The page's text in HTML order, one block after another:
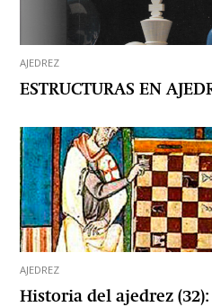
AJEDREZ
ESTRUCTURAS EN
AJEDREZ
Historia del ajedrez